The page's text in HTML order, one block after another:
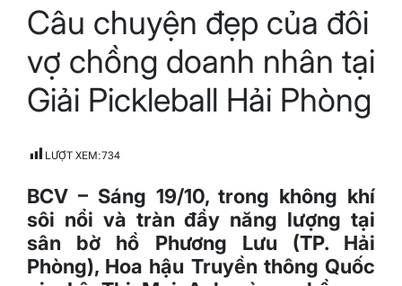
read
time
Câu chuyện đẹp của đôi
vợ chồng doanh nhân tại
Giải Pickleball Hải Phòng
LƯỢT XEM:734
BCV – Sáng 19/10, trong không khí
sôi nổi và tràn đầy năng lượng tại
sân bờ hồ Phương Lưu (TP. Hải
Phòng), Hoa hậu Truyền thông Quốc